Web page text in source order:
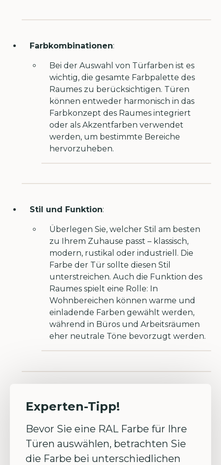
Farbkombinationen:
Bei der Auswahl von Türfarben ist es
wichtig, die gesamte Farbpalette des
Raumes zu berücksichtigen. Türen
können entweder harmonisch in das
Farbkonzept des Raumes integriert
oder als Akzentfarben verwendet
werden, um bestimmte Bereiche
hervorzuheben.
Stil und Funktion:
Überlegen Sie, welcher Stil am besten
zu Ihrem Zuhause passt – klassisch,
modern, rustikal oder industriell. Die
Farbe der Tür sollte diesen Stil
unterstreichen. Auch die Funktion des
Raumes spielt eine Rolle: In
Wohnbereichen können warme und
einladende Farben gewählt werden,
während in Büros und Arbeitsräumen
eher neutrale Töne bevorzugt werden.
Experten-Tipp!
Bevor Sie eine RAL Farbe für Ihre
Türen auswählen, betrachten Sie
die Farbe bei unterschiedlichen